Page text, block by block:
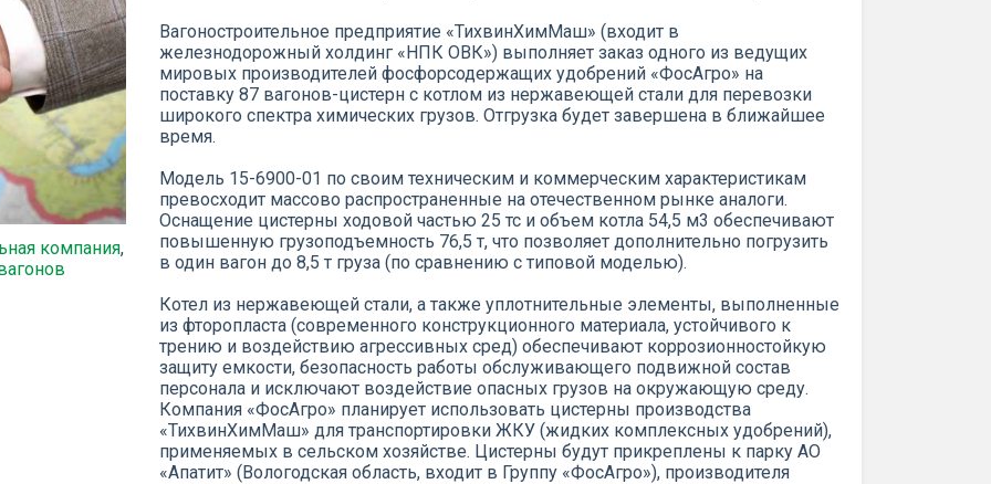
компания,
Вагоностроительное предприятие «ТихвинХимМаш» (входит в
железнодорожный холдинг «НПК ОВК») выполняет заказ одного из ведущих
мировых производителей фосфорсодержащих удобрений «ФосАгро» на
поставку 87 вагонов-цистерн с котлом из нержавеющей стали для перевозки
широкого спектра химических грузов. Отгрузка будет завершена в ближайшее
время.
Модель 15-6900-01 по своим техническим и коммерческим характеристикам
превосходит массово распространенные на отечественном рынке аналоги.
Оснащение цистерны ходовой частью 25 тс и объем котла 54,5 м3 обеспечивают
повышенную грузоподъемность 76,5 т, что позволяет дополнительно погрузить
в один вагон до 8,5 т груза (по сравнению с типовой моделью).
Котел из нержавеющей стали, а также уплотнительные элементы, выполненные
из фторопласта (современного конструкционного материала, устойчивого к
трению и воздействию агрессивных сред) обеспечивают коррозионностойкую
защиту емкости, безопасность работы обслуживающего подвижной состав
персонала и исключают воздействие опасных грузов на окружающую среду.
Компания «ФосАгро» планирует использовать цистерны производства
«ТихвинХимМаш» для транспортировки ЖКУ (жидких комплексных удобрений),
применяемых в сельском хозяйстве. Цистерны будут прикреплены к парку АО
«Апатит» (Вологодская область, входит в Группу «ФосАгро»), производителя